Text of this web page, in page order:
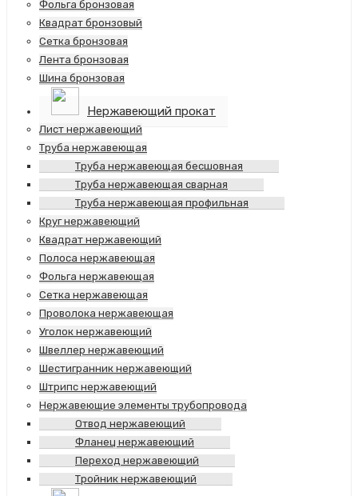
Фольга бронзовая
Квадрат бронзовый
Сетка бронзовая
Лента бронзовая
Шина бронзовая
Нержавеющий прокат
Лист нержавеющий
Труба нержавеющая
Труба нержавеющая бесшовная
Труба нержавеющая сварная
Труба нержавеющая профильная
Круг нержавеющий
Квадрат нержавеющий
Полоса нержавеющая
Фольга нержавеющая
Сетка нержавеющая
Проволока нержавеющая
Уголок нержавеющий
Швеллер нержавеющий
Шестигранник нержавеющий
Штрипс нержавеющий
Нержавеющие элементы трубопровода
Отвод нержавеющий
Фланец нержавеющий
Переход нержавеющий
Тройник нержавеющий